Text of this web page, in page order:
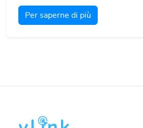
Per saperne di più